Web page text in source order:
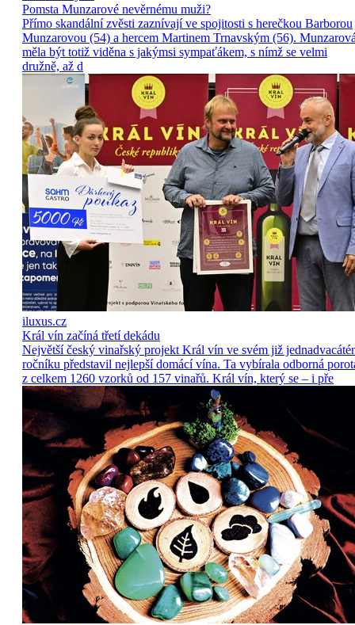
Pomsta Munzarové nevěrnému muži?
Přímo skandální zvěsti zaznívají ve spojitosti s herečkou Barborou
Munzarovou (54) a hercem Martinem Trnavským (56).
měla být totiž viděna s jakýmsi sympaťákem, s nímž se velmi
družně, až d
iluxus.cz
Král vín začíná třetí dekádu
Největší český vinařský projekt Král vín ve svém již
ročníku představil nejlepší domácí vína. Ta vybírala odborná
z celkem 1260 vzorků od 157 vinařů. Král vín, který se – i pře